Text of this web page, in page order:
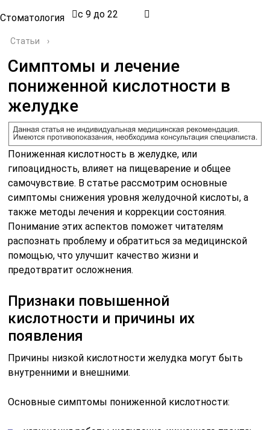
Стоматология с 9 до 22
Статьи ›
Симптомы и лечение
пониженной кислотности в
желудке
Пониженная кислотность в желудке, или
гипоацидность, влияет на пищеварение и общее
самочувствие. В статье рассмотрим основные
симптомы снижения уровня желудочной кислоты, а
также методы лечения и коррекции состояния.
Понимание этих аспектов поможет читателям
распознать проблему и обратиться за медицинской
помощью, что улучшит качество жизни и
предотвратит осложнения.
Признаки повышенной
кислотности и причины их
появления
Причины низкой кислотности желудка могут быть
внутренними и внешними.
Основные симптомы пониженной кислотности: